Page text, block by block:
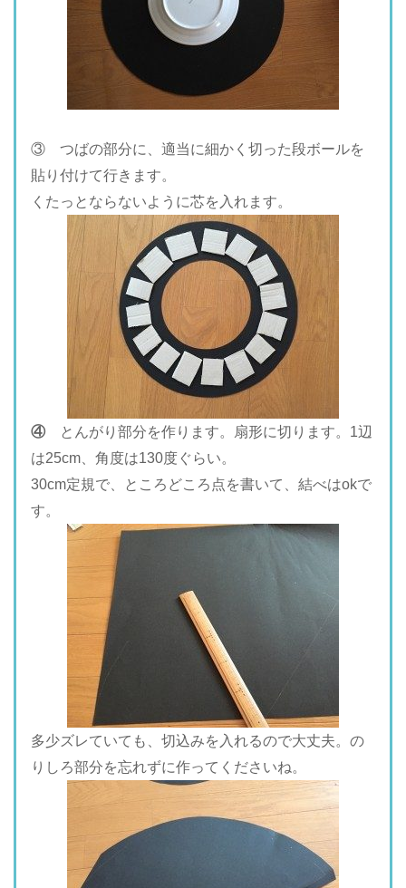
③ つばの部分に、適当に細かく切った段ボールを
貼り付けて行きます。
くたっとならないように芯を入れます。
④ とんがり部分を作ります。扇形に切ります。1辺
は25cm、角度は130度ぐらい。
30cm定規で、ところどころ点を書いて、結べはokで
す。
多少ズレていても、切込みを入れるので大丈夫。の
りしろ部分を忘れずに作ってくださいね。